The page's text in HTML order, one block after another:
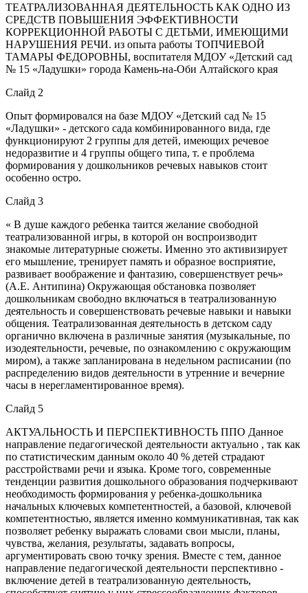
ТЕАТРАЛИЗОВАННАЯ ДЕЯТЕЛЬНОСТЬ КАК ОДНО ИЗ
СРЕДСТВ ПОВЫШЕНИЯ ЭФФЕКТИВНОСТИ
КОРРЕКЦИОННОЙ РАБОТЫ С ДЕТЬМИ, ИМЕЮЩИМИ
НАРУШЕНИЯ РЕЧИ. из опыта работы ТОПЧИЕВОЙ
ТАМАРЫ ФЕДОРОВНЫ, воспитателя МДОУ «Детский сад
№ 15 «Ладушки» города Камень-на-Оби Алтайского края
Слайд 2
Опыт формировался на базе МДОУ «Детский сад № 15
«Ладушки» - детского сада комбинированного вида, где
функционируют 2 группы для детей, имеющих речевое
недоразвитие и 4 группы общего типа, т. е проблема
формирования у дошкольников речевых навыков стоит
особенно остро.
Слайд 3
« В душе каждого ребенка таится желание свободной
театрализованной игры, в которой он воспроизводит
знакомые литературные сюжеты. Именно это активизирует
его мышление, тренирует память и образное восприятие,
развивает воображение и фантазию, совершенствует речь»
(А.Е. Антипина) Окружающая обстановка позволяет
дошкольникам свободно включаться в театрализованную
деятельность и совершенствовать речевые навыки и навыки
общения. Театрализованная деятельность в детском саду
органично включена в различные занятия (музыкальные, по
изодеятельности, речевые, по ознакомлению с окружающим
миром), а также запланирована в недельном расписании (по
распределению видов деятельности в утренние и вечерние
часы в нерегламентированное время).
Слайд 5
АКТУАЛЬНОСТЬ И ПЕРСПЕКТИВНОСТЬ ППО Данное
направление педагогической деятельности актуально , так как
по статистическим данным около 40 % детей страдают
расстройствами речи и языка. Кроме того, современные
тенденции развития дошкольного образования подчеркивают
необходимость формирования у ребенка-дошкольника
начальных ключевых компетентностей, а базовой, ключевой
компетентностью, является именно коммуникативная, так как
позволяет ребенку выражать словами свои мысли, планы,
чувства, желания, результаты, задавать вопросы,
аргументировать свою точку зрения. Вместе с тем, данное
направление педагогической деятельности перспективно -
включение детей в театрализованную деятельность,